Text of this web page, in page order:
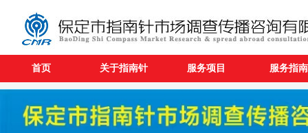
首页 关于指南针 服务项目 服务指南